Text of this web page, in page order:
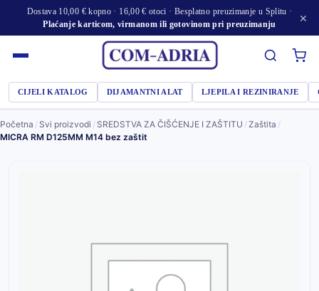
Dostava 10,00 € kopno · 16,00 € otoci · Besplatno preuzimanje u Splitu ·
Plaćanje karticom, virmanom ili gotovinom pri preuzimanju
×
CIJELI KATALOG DIJAMANTNI ALAT LJEPILA I REZINIRANJE
Početna / Svi proizvodi / SREDSTVA ZA ČIŠĆENJE I ZAŠTITU /Zaštita /
MICRA RM D125MM M14 bez zaštit